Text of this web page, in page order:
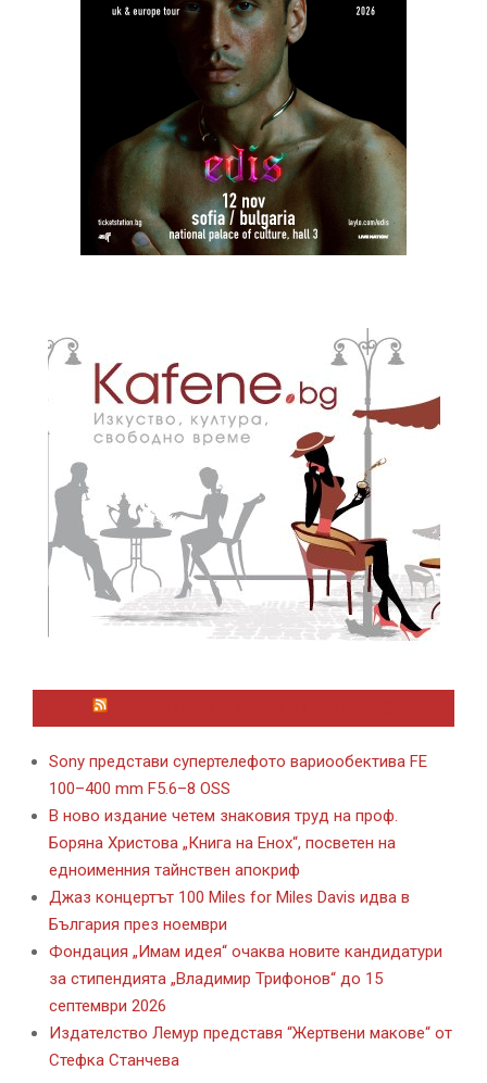
Sony представи супертелефото вариообектива FE
100–400 mm F5.6–8 OSS
В ново издание четем знаковия труд на проф.
Боряна Христова „Книга на Енох“, посветен на
едноименния тайнствен апокриф
Джаз концертът 100 Miles for Miles Davis идва в
България през ноември
Фондация „Имам идея“ очаква новите кандидатури
за стипендията „Владимир Трифонов“ до 15
септември 2026
Издателство Лемур представя “Жертвени макове“ от
Стефка Станчева